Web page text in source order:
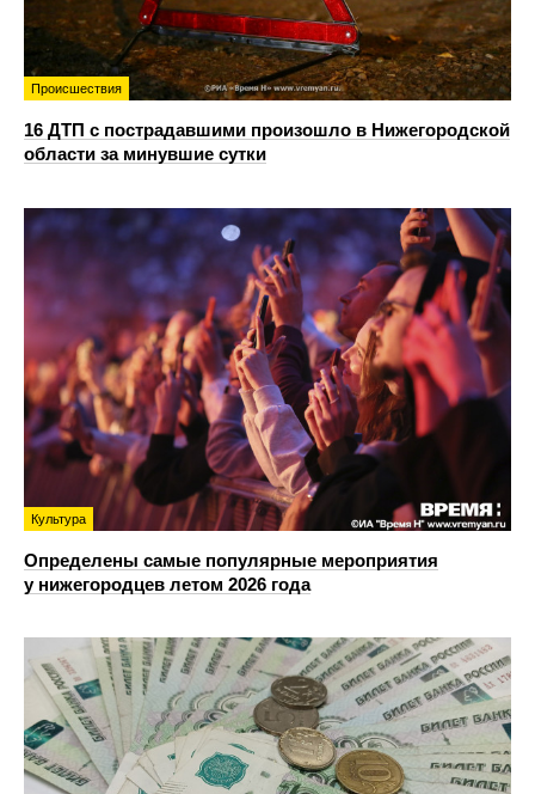
Происшествия
16 ДТП с пострадавшими произошло в Нижегородской
области за минувшие сутки
Культура
Определены самые популярные мероприятия
у нижегородцев летом 2026 года